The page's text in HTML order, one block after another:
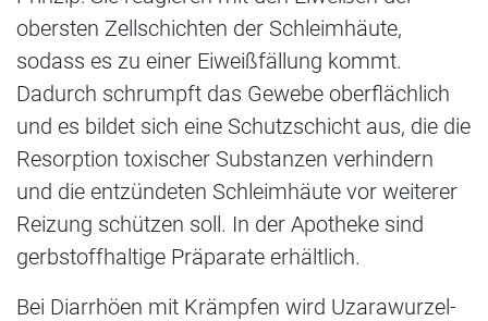
obersten Zellschichten der Schleimhäute,
sodass es zu einer Eiweißfällung kommt.
Dadurch schrumpft das Gewebe oberflächlich
und es bildet sich eine Schutzschicht aus, die die
Resorption toxischer Substanzen verhindern
und die entzündeten Schleimhäute vor weiterer
Reizung schützen soll. In der Apotheke sind
gerbstoffhaltige Präparate erhältlich.
Bei Diarrhöen mit Krämpfen wird Uzarawurzel-